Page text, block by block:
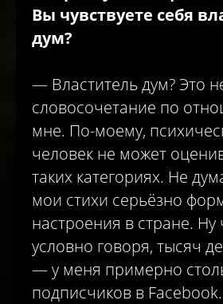
Вы чувствуете себя
дум?
— Властитель дум? Это
словосочетание по
мне. По-моему,
человек не может
таких категориях. Не
мои стихи серьёзно
настроения в стране. Ну
условно говоря, тысяч
— у меня примерно
подписчиков в